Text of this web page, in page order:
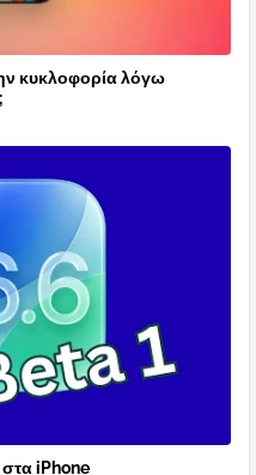
κυκλοφορία λόγω
στα iPhone